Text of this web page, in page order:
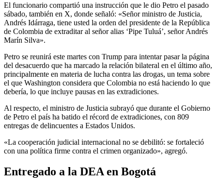
El funcionario compartió una instrucción que le dio Petro el pasado
sábado, también en X, donde señaló: «Señor ministro de Justicia,
Andrés Idárraga, tiene usted la orden del presidente de la República
de Colombia de extraditar al señor alias ‘Pipe Tuluá’, señor Andrés
Marín Silva».
Petro se reunirá este martes con Trump para intentar pasar la página
del desacuerdo que ha marcado la relación bilateral en el último año,
principalmente en materia de lucha contra las drogas, un tema sobre
el que Washington considera que Colombia no está haciendo lo que
debería, lo que incluye pausas en las extradiciones.
Al respecto, el ministro de Justicia subrayó que durante el Gobierno
de Petro el país ha batido el récord de extradiciones, con 809
entregas de delincuentes a Estados Unidos.
«La cooperación judicial internacional no se debilitó: se fortaleció
con una política firme contra el crimen organizado», agregó.
Entregado a la DEA en Bogotá